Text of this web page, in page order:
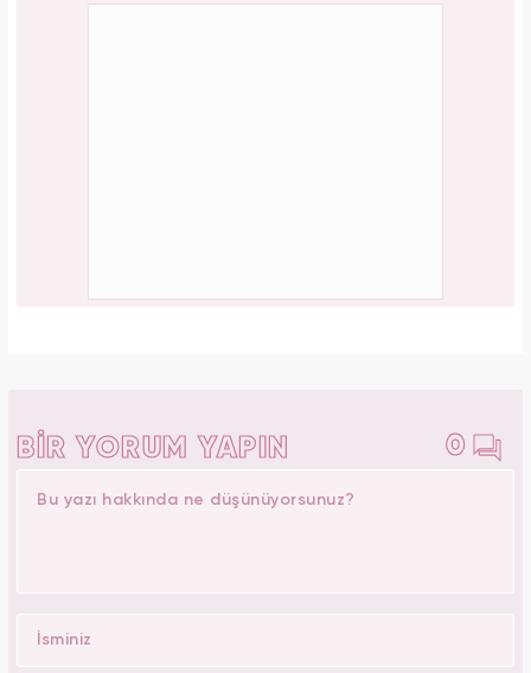
BİR YORUM YAPIN 0